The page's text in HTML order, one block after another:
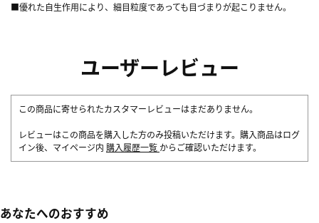
■優れた自生作用により、細目粒度であっても目づまりが起こりません。
ユーザーレビュー
この商品に寄せられたカスタマーレビューはまだありません。
レビューはこの商品を購入した方のみ投稿いただけます。購入商品はログ
イン後、マイページ内 購入履歴一覧 からご確認いただけます。
あなたへのおすすめ